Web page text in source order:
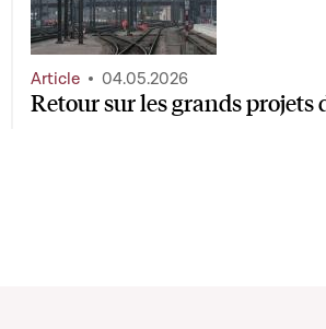
Retour sur les grands projets
Article 04.05.2026